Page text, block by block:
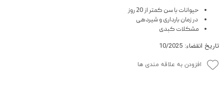
حیوانات با سن کمتر از 20 روز
در زمان بارداری و شیردهی
مشکلات کبدی
تاریخ انقضاء: 10/2025
افزودن به علاقه مندی ها